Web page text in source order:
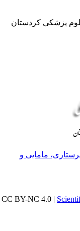
پزشکی کردستان
مامایی و